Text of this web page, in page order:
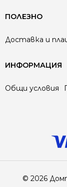
ПОЛЕЗНО
Доставка и
ИНФОРМАЦИЯ
Общи условия
© 2026